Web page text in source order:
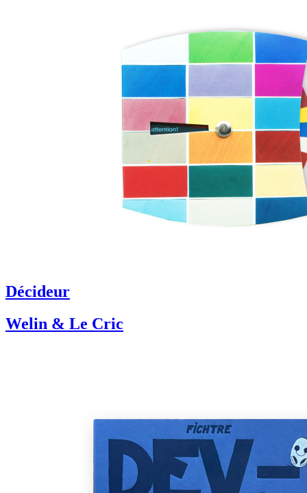
Décideur
Welin & Le Cric